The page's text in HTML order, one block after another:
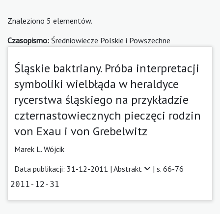
Znaleziono 5 elementów.
Czasopismo: Średniowiecze Polskie i Powszechne
Śląskie baktriany. Próba interpretacji
symboliki wielbłąda w heraldyce
rycerstwa śląskiego na przykładzie
czternastowiecznych pieczęci rodzin
von Exau i von Grebelwitz
Marek L. Wójcik
Data publikacji: 31-12-2011 | Abstrakt | s. 66-76
2011-12-31